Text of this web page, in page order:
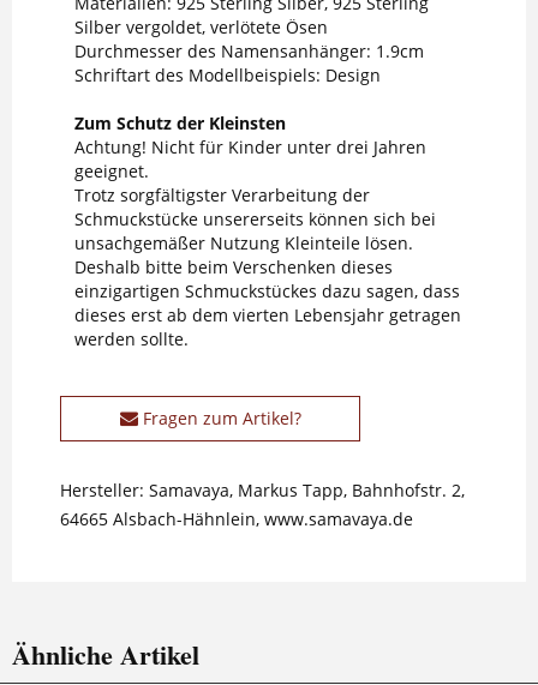
Silber vergoldet, verlötete Ösen
Durchmesser des Namensanhänger: 1.9cm
Schriftart des Modellbeispiels: Design
Zum Schutz der Kleinsten
Achtung! Nicht für Kinder unter drei Jahren
geeignet.
Trotz sorgfältigster Verarbeitung der
Schmuckstücke unsererseits können sich bei
unsachgemäßer Nutzung Kleinteile lösen.
Deshalb bitte beim Verschenken dieses
einzigartigen Schmuckstückes dazu sagen, dass
dieses erst ab dem vierten Lebensjahr getragen
werden sollte.
Fragen zum Artikel?
Hersteller: Samavaya, Markus Tapp, Bahnhofstr. 2,
64665 Alsbach-Hähnlein, www.samavaya.de
Ähnliche Artikel